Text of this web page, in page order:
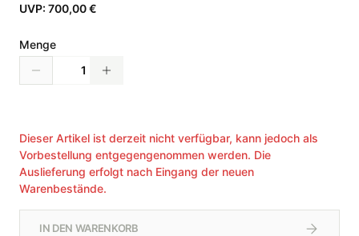
UVP: 700,00 €
Menge
Dieser Artikel ist derzeit nicht verfügbar, kann jedoch als
Vorbestellung entgegengenommen werden. Die
Auslieferung erfolgt nach Eingang der neuen
Warenbestände.
IN DEN WARENKORB